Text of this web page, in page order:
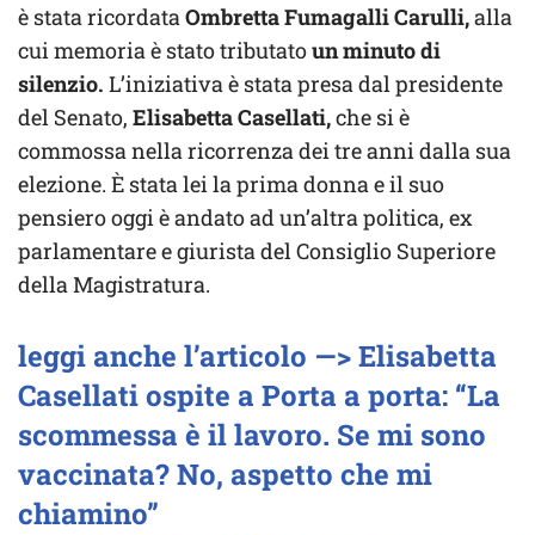
è stata ricordataOmbretta Fumagalli Carulli,alla
cui memoria è stato tributatoun minuto di
silenzio. L’iniziativa è stata presa dal presidente
del Senato, Elisabetta Casellati,che si è
commossa nella ricorrenza dei tre anni dalla sua
elezione. È stata lei la prima donna e il suo
pensiero oggi è andato ad un’altra politica, ex
parlamentare e giurista del Consiglio Superiore
della Magistratura.
leggi anche l’articolo —> Elisabetta
Casellati ospite a Porta a porta: “La
scommessa è il lavoro. Se mi sono
vaccinata? No, aspetto che mi
chiamino”